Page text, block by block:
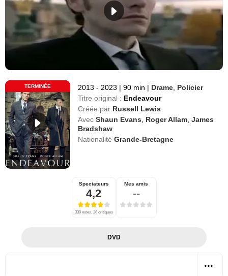
TERMINÉE 2013 - 2023 | 90 min | Drame Policier
Titre original : Endeavour
Créée par Russell Lewis
Avec Shaun Evans Roger Allam ,James
Bradshaw
Nationalité Grande-Bretagne
Spectateurs
4,2
330 notes, 26 critiques
Mes amis
--
DVD